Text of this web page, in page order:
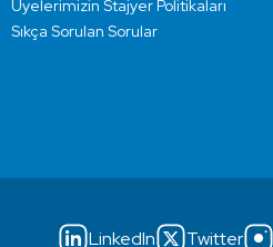
Üyelerimizin Stajyer Politikaları
Sıkça Sorulan Sorular
LinkedIn Twitter